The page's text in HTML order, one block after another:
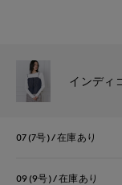
インディ
07(7号) 在庫あり
09(9号) 在庫あり